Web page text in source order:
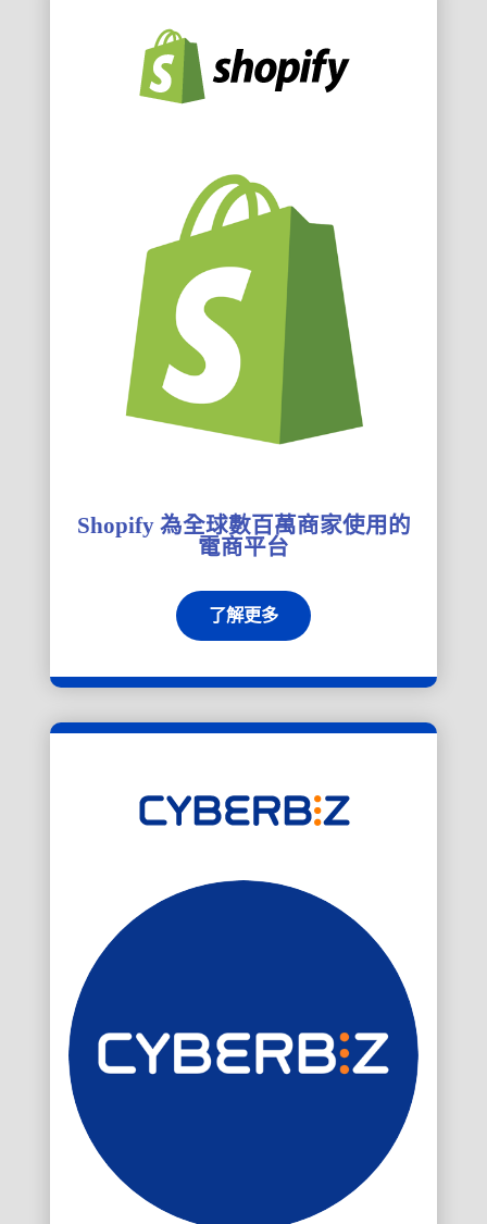
Shopify 為全球數百萬商家使用的
電商平台
了解更多